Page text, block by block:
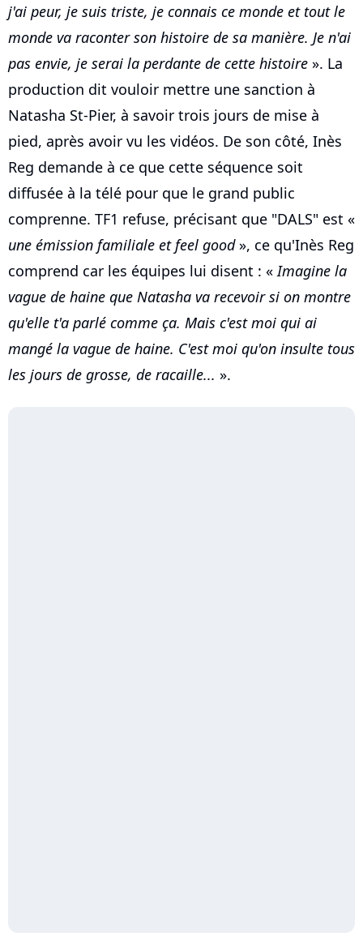
j'ai peur, je suis triste, je connais ce monde et tout le
monde va raconter son histoire de sa manière. Je n'ai
pas envie, je serai la perdante de cette histoire ». La
production dit vouloir mettre une sanction à
Natasha St-Pier, à savoir trois jours de mise à
pied, après avoir vu les vidéos. De son côté, Inès
Reg demande à ce que cette séquence soit
diffusée à la télé pour que le grand public
comprenne. TF1 refuse, précisant que "DALS" est «
une émission familiale et feel good», ce qu'Inès Reg
comprend car les équipes lui disent : «Imagine la
vague de haine que Natasha va recevoir si on montre
qu'elle t'a parlé comme ça. Mais c'est moi qui ai
mangé la vague de haine. C'est moi qu'on insulte tous
les jours de grosse, de racaille... ».